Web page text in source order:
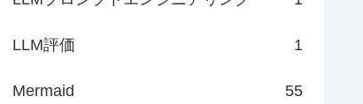
LLM評価 1
Mermaid 55